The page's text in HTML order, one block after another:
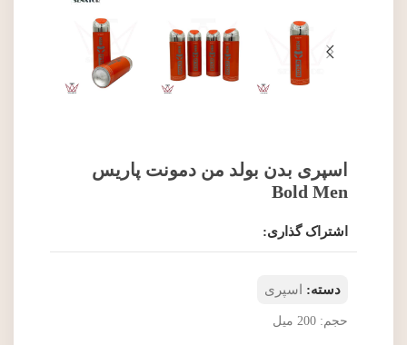
اسپری بدن بولد من دمونت پاریس
Bold Men
اشتراک گذاری:
دسته: اسپری
حجم: 200 ميل